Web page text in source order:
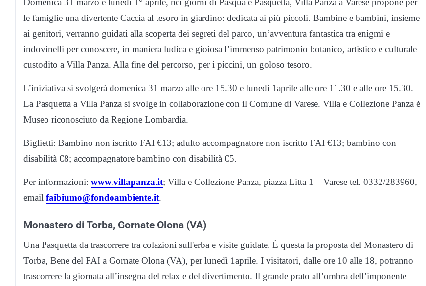
Domenica 31 marzo e lunedì 1° aprile, nei giorni di Pasqua e Pasquetta, Villa Panza a Varese propone per
le famiglie una divertente Caccia al tesoro in giardino: dedicata ai più piccoli. Bambine e bambini, insieme
ai genitori, verranno guidati alla scoperta dei segreti del parco, un’avventura fantastica tra enigmi e
indovinelli per conoscere, in maniera ludica e gioiosa l’immenso patrimonio botanico, artistico e culturale
custodito a Villa Panza. Alla fine del percorso, per i piccini, un goloso tesoro.
L’iniziativa si svolgerà domenica 31 marzo alle ore 15.30 e lunedì 1aprile alle ore 11.30 e alle ore 15.30.
La Pasquetta a Villa Panza si svolge in collaborazione con il Comune di Varese. Villa e Collezione Panza è
Museo riconosciuto da Regione Lombardia.
Biglietti: Bambino non iscritto FAI €13; adulto accompagnatore non iscritto FAI €13; bambino con
disabilità €8; accompagnatore bambino con disabilità €5.
Per informazioni: www.villapanza.it; Villa e Collezione Panza, piazza Litta 1 – Varese tel. 0332/283960,
email faibiumo@fondoambiente.it.
Monastero di Torba, Gornate Olona (VA)
Una Pasquetta da trascorrere tra colazioni sull'erba e visite guidate. È questa la proposta del Monastero di
Torba, Bene del FAI a Gornate Olona (VA), per lunedì 1aprile. I visitatori, dalle ore 10 alle 18, potranno
trascorrere la giornata all’insegna del relax e del divertimento. Il grande prato all’ombra dell’imponente